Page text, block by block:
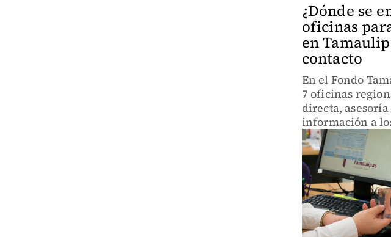
¿Dónde se
oficinas
en
contacto
En el Fondo
7 oficinas
directa,
información a